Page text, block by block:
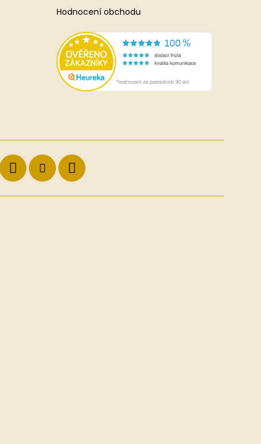
Hodnocení obchodu